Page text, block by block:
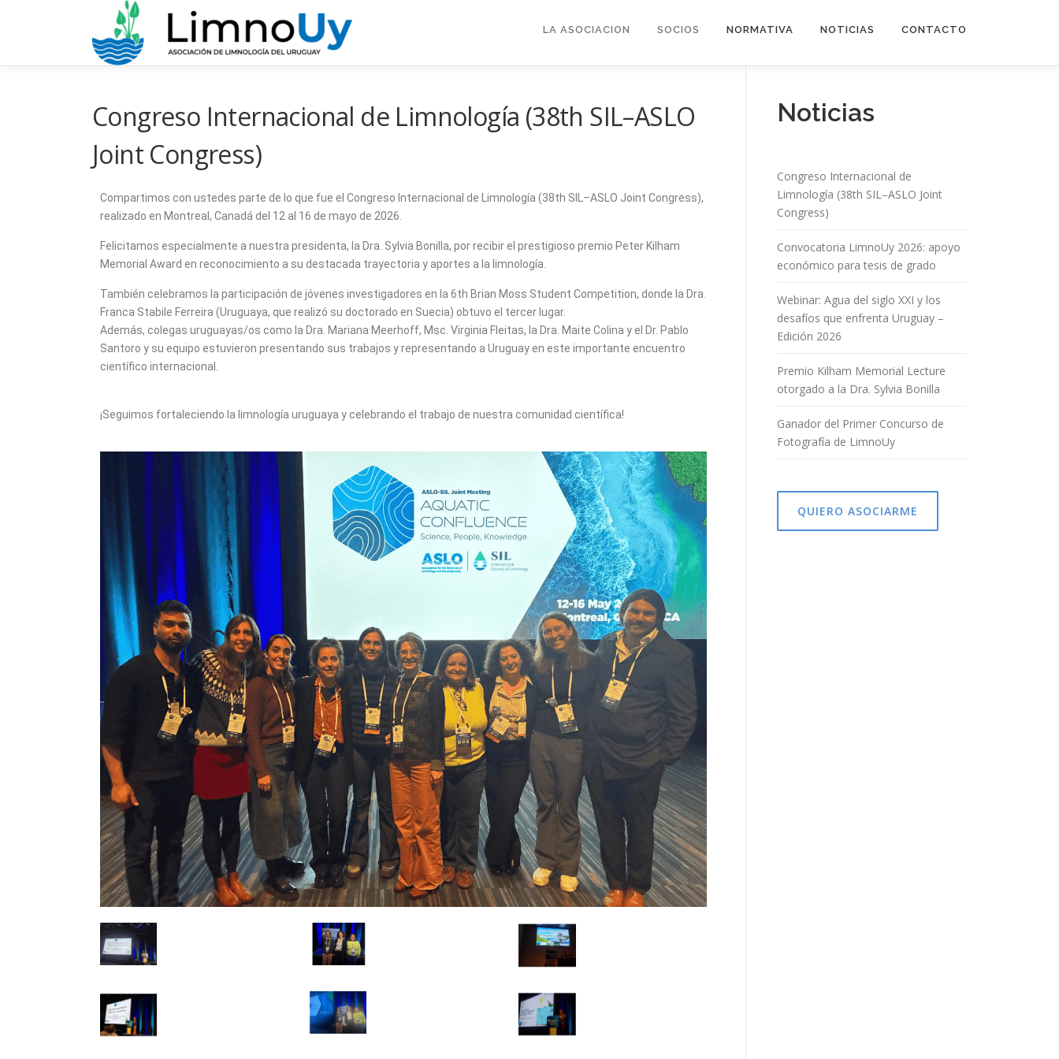
LA ASOCIACION SOCIOS NORMATIVA NOTICIAS CONTACTO
Congreso Internacional de Limnología (38th SIL–ASLO
Joint Congress)
Compartimos con ustedes parte de lo que fue el Congreso Internacional de Limnología (38th SIL–ASLO Joint Congress),
realizado en Montreal, Canadá del 12 al 16 de mayo de 2026.
Felicitamos especialmente a nuestra presidenta, la Dra. Sylvia Bonilla, por recibir el prestigioso premio Peter Kilham
Memorial Award en reconocimiento a su destacada trayectoria y aportes a la limnología.
También celebramos la participación de jóvenes investigadores en la 6th Brian Moss Student Competition, donde la Dra.
Franca Stabile Ferreira (Uruguaya, que realizó su doctorado en Suecia) obtuvo el tercer lugar.
Además, colegas uruguayas/os como la Dra. Mariana Meerhoff, Msc. Virginia Fleitas, la Dra. Maite Colina y el Dr. Pablo
Santoro y su equipo estuvieron presentando sus trabajos y representando a Uruguay en este importante encuentro
científico internacional.
¡Seguimos fortaleciendo la limnología uruguaya y celebrando el trabajo de nuestra comunidad científica!
Noticias
Congreso Internacional de
Limnología (38th SIL–ASLO Joint
Congress)
Convocatoria LimnoUy 2026: apoyo
económico para tesis de grado
Webinar: Agua del siglo XXI y los
desafíos que enfrenta Uruguay –
Edición 2026
Premio Kilham Memorial Lecture
otorgado a la Dra. Sylvia Bonilla
Ganador del Primer Concurso de
Fotografía de LimnoUy
QUIERO ASOCIARME